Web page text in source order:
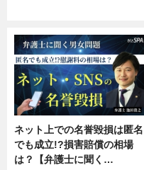
ネット上での名誉毀損は匿名
でも成立!?損害賠償の相場
は？【弁護士に聞く…